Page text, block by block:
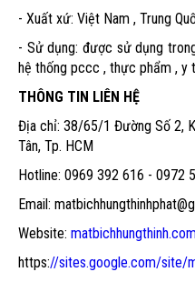
- Xuất xứ: Việt Nam , Trung
- Sử dụng: được sử dụng
hệ thống pccc , thực phẩm , y
THÔNG TIN LIÊN HỆ
Địa chỉ: 38/65/1 Đường Số 2,
Tân, Tp. HCM
Hotline: 0969 392 616 - 0972
Email:
Website:
https://sites.google.com/site/